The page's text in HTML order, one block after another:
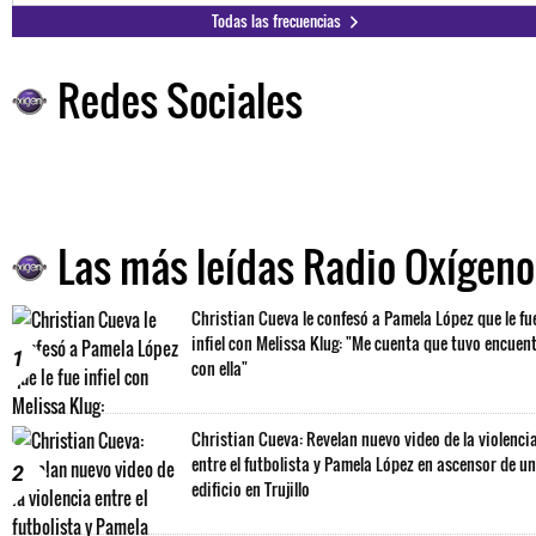
Todas las frecuencias
Redes Sociales
Las más leídas Radio Oxígeno
1
Christian Cueva le confesó a Pamela López que le
infiel con Melissa Klug: "Me cuenta que tuvo
con ella"
2
Christian Cueva: Revelan nuevo video de la
entre el futbolista y Pamela López en ascensor de un
edificio en Trujillo